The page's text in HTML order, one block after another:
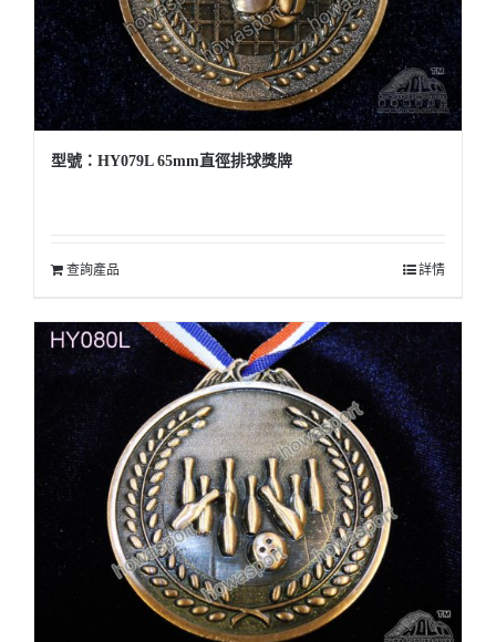
型號：HY079L 65mm直徑排球獎牌
查詢產品 詳情